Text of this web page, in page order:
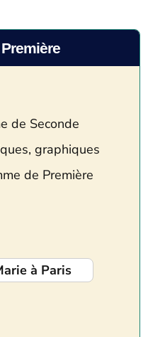
Première
de Seconde
graphiques
de Première
à Paris